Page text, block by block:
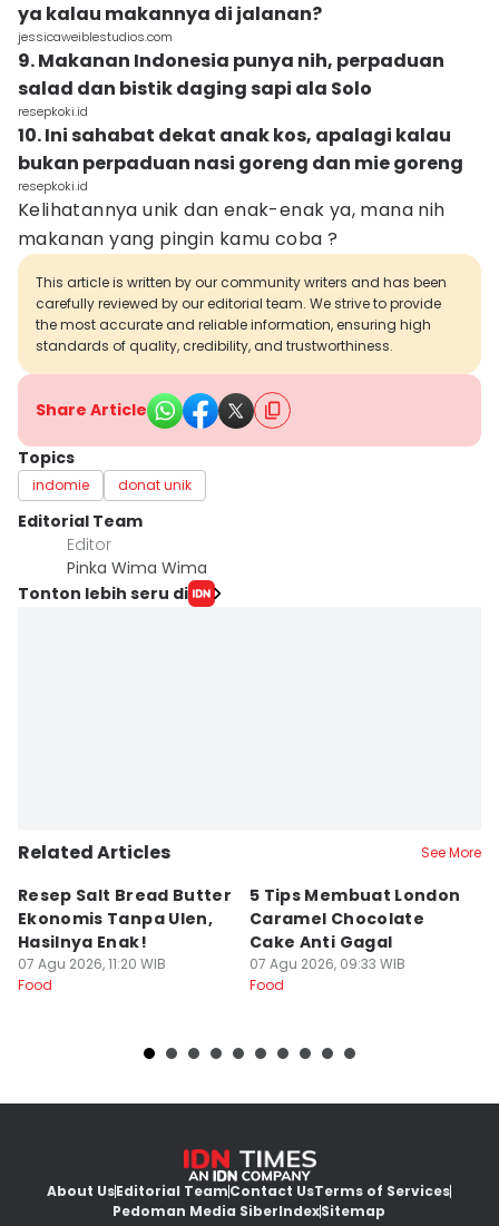
ya kalau makannya di jalanan?
jessicaweiblestudios.com
9. Makanan Indonesia punya nih, perpaduan
salad dan bistik daging sapi ala Solo
resepkoki.id
10. Ini sahabat dekat anak kos, apalagi kalau
bukan perpaduan nasi goreng dan mie goreng
resepkoki.id
Kelihatannya unik dan enak-enak ya, mana nih
makanan yang pingin kamu coba ?
This article is written by our community writers and has been
carefully reviewed by our editorial team. We strive to provide
the most accurate and reliable information, ensuring high
standards of quality, credibility, and trustworthiness.
Share Article
Topics
indomie donat unik
Editorial Team
Editor
Pinka Wima Wima
Tonton lebih seru di
Related Articles See More
Resep Salt Bread Butter
Ekonomis Tanpa Ulen,
Hasilnya Enak!
07 Agu 2026, 11:20 WIB
Food
5 Tips Membuat London
Caramel Chocolate
Cake Anti Gagal
07 Agu 2026, 09:33 WIB
Food
About UsEditorial TeamContact UsTerms of Services
Pedoman Media SiberIndexSitemap